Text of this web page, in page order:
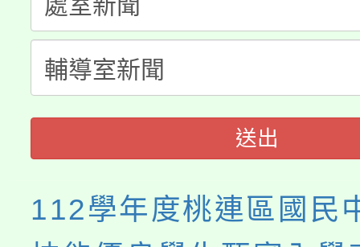
程，歡迎學生輔導中心
心理、諮商輔導、社會
系所師生報名參加。
縣市「校園短影音徵選
門員」簡章及活動海報
踴躍報名參加。
桃園市115學年度學生
要點
「桃園市補助參觀特色
展演活動實施計畫」
送出
112學年度桃連區國民